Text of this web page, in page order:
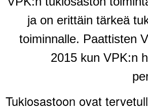
ja on erittäin tärkeä
toiminnalle. Paattisten
2015 kun VPK:n
Tukiosastoon ovat